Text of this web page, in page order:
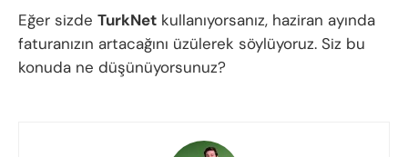
Eğer sizde TurkNet kullanıyorsanız, haziran ayında
faturanızın artacağını üzülerek söylüyoruz. Siz bu
konuda ne düşünüyorsunuz?